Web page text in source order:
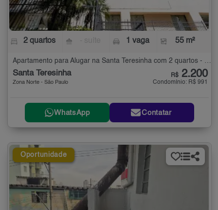
2 quartos 1 vaga 55 m²
Apartamento para Alugar na Santa Teresinha com 2 quartos - 55 m²
Santa Teresinha
Zona Norte - São Paulo
R$ 2.200
Condomínio: R$ 991
WhatsApp Contatar
Oportunidade